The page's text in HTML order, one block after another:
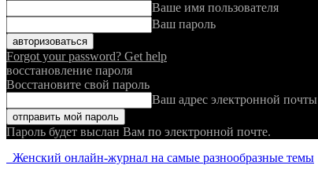
Ваше имя пользователя
Ваш пароль
Forgot your password? Get help
восстановление пароля
Восстановите свой пароль
Ваш адрес электронной почты
Пароль будет выслан Вам по электронной почте.
Женский онлайн-журнал на самые разнообразные темы